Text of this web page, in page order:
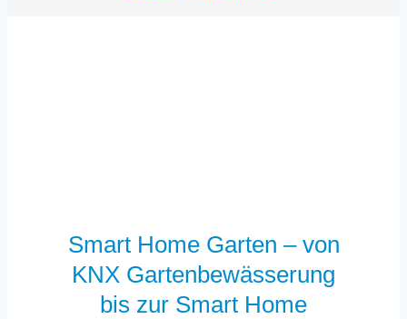
Smart Home Garten – von
KNX Gartenbewässerung
bis zur Smart Home